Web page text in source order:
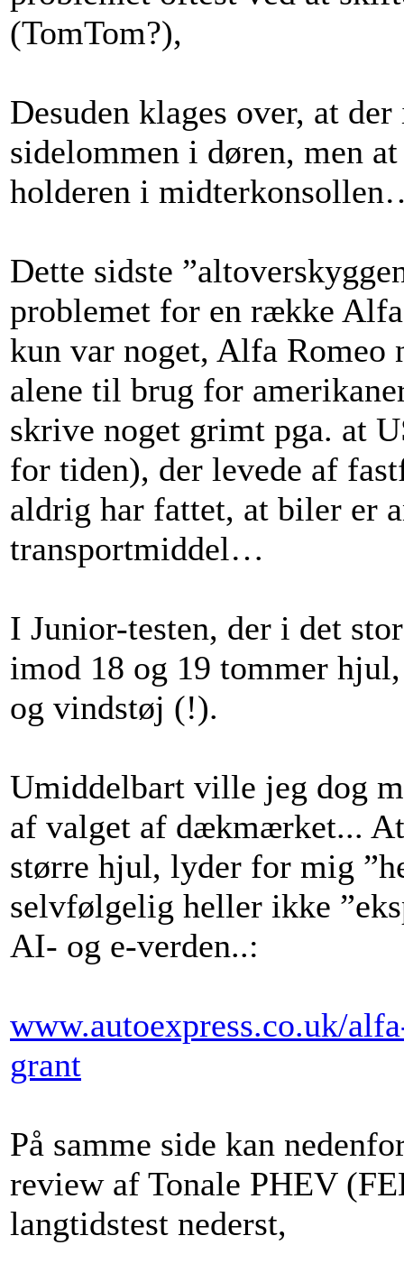
(TomTom?),
Desuden klages over, at
sidelommen i døren, men
holderen i
Dette sidste
problemet for en række
kun var noget, Alfa Romeo
alene til brug for
skrive noget grimt pga. at
for tiden), der levede af
aldrig har fattet, at biler er
transportmiddel…
I Junior-testen, der i det
imod 18 og 19 tommer
og vindstøj (!).
Umiddelbart ville jeg dog
af valget af dækmærket...
større hjul, lyder for mig
selvfølgelig heller ikke
AI- og e-verden..:
www.autoexpress.co.uk/
grant
På samme side kan
review af Tonale PHEV
langtidstest nederst,